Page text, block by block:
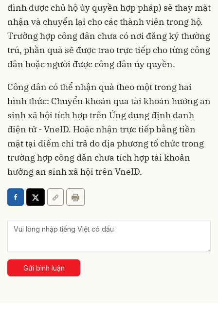
đình được chủ hộ ủy quyền hợp pháp) sẽ thay mặt
nhận và chuyển lại cho các thành viên trong hộ.
Trường hợp công dân chưa có nơi đăng ký thường
trú, phần quà sẽ được trao trực tiếp cho từng công
dân hoặc người được công dân ủy quyền.
Công dân có thể nhận quà theo một trong hai
hình thức: Chuyển khoản qua tài khoản hưởng an
sinh xã hội tích hợp trên Ứng dụng định danh
điện tử - VneID. Hoặc nhận trực tiếp bằng tiền
mặt tại điểm chi trả do địa phương tổ chức trong
trường hợp công dân chưa tích hợp tài khoản
hưởng an sinh xã hội trên VneID.
Gửi bình luận